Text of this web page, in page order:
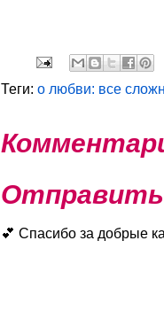
Теги: о любви: все
💕 Спасибо за добрые